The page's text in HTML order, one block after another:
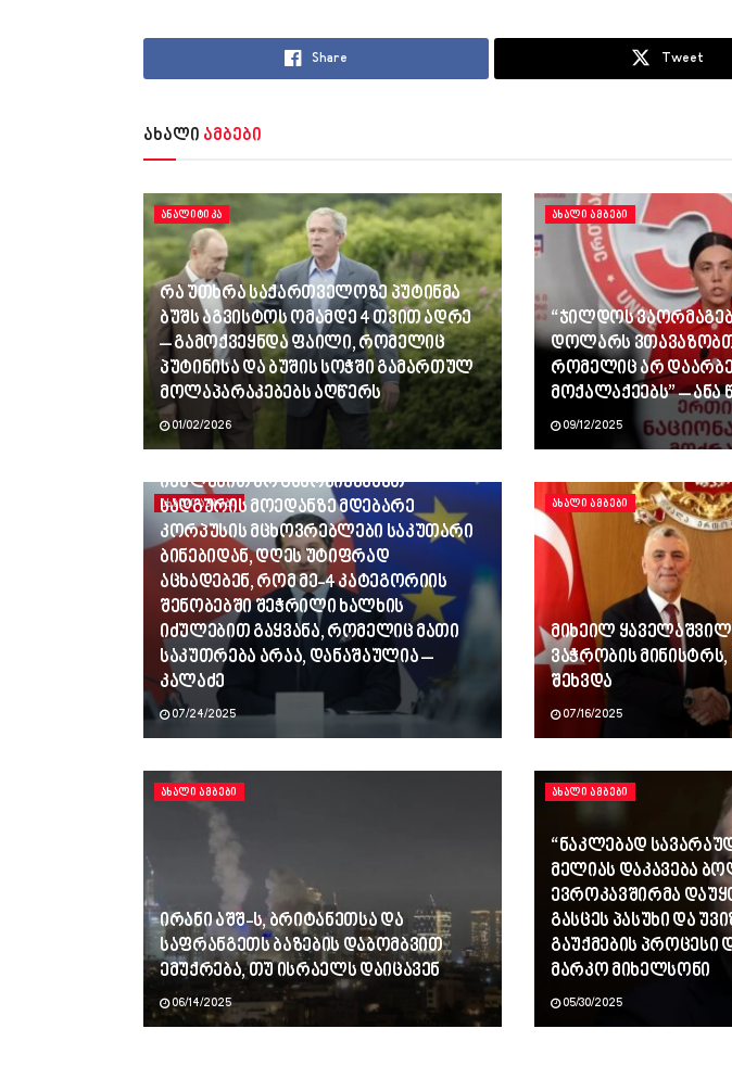
Share Tweet
ახალი ამბები
ᲐᲜᲐᲚᲘᲢᲘᲙᲐ
რა უთხრა საქართველოზე პუტინმა
ბუშს აგვისტოს ომამდე 4 თვით ადრე
– გამოქვეყნდა ფაილი, რომელიც
პუტინისა და ბუშის სოჭში გამართულ
მოლაპარაკებებს აღწერს
01/02/2026
ᲐᲮᲐᲚᲘ ᲐᲛᲑᲔᲑᲘ
“ჯილდოს
დოლარს
რომელიც არ
მოქალაქეებს” –
09/12/2025
ᲐᲮᲐᲚᲘ ᲐᲛᲑᲔᲑᲘ
იძულებით არ გამოვიყვანეთ
სადგურის მოედანზე მდებარე
კორპუსის მცხოვრებლები საკუთარი
ბინებიდან, დღეს უტიფრად
აცხადებენ, რომ მე-4 კატეგორიის
შენობებში შეჭრილი ხალხის
იძულებით გაყვანა, რომელიც მათი
საკუთრება არაა, დანაშაულია –
კალაძე
07/24/2025
ᲐᲮᲐᲚᲘ ᲐᲛᲑᲔᲑᲘ
მიხეილ
ვაჭრობის
შეხვდა
07/16/2025
ᲐᲮᲐᲚᲘ ᲐᲛᲑᲔᲑᲘ
ირანი აშშ-ს, ბრიტანეთსა და
საფრანგეთს ბაზების დაბომბვით
ემუქრება, თუ ისრაელს დაიცავენ
06/14/2025
ᲐᲮᲐᲚᲘ ᲐᲛᲑᲔᲑᲘ
“ნაკლებად
მელიას დაკავება
ევროკავშირმა
გასცეს პასუხი და
გაუქმების პროცესი
მარკო მიხელსონი
05/30/2025